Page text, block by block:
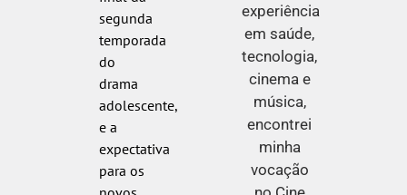
segunda
temporada
do
drama
adolescente,
e a
expectativa
para os
experiência
em saúde,
tecnologia,
cinema e
música,
encontrei
minha
vocação